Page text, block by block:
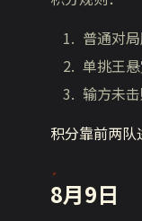
普通对
单挑王
输方未
积分靠前两
8月9日